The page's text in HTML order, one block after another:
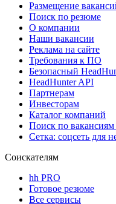
Размещение
Поиск по резюме
О компании
Наши вакансии
Реклама на сайте
Требования к ПО
Безопасный
HeadHunter API
Партнерам
Инвесторам
Каталог компаний
Поиск по вакансиям
Сетка: соцсеть для
Соискателям
hh PRO
Готовое резюме
Все сервисы